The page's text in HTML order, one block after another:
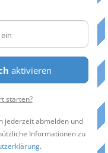
aktivieren
starten?
jederzeit abmelden und
Informationen zu
.